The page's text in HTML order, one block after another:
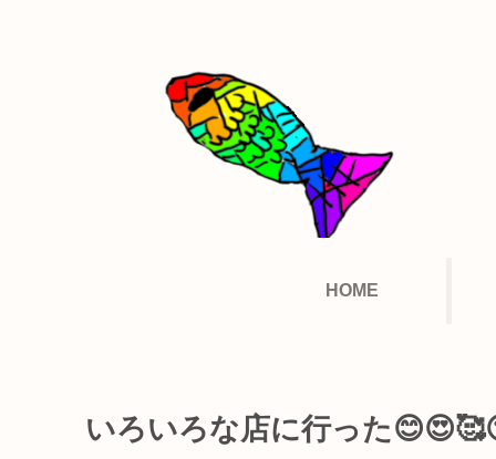
HOME
いろいろな店に行った